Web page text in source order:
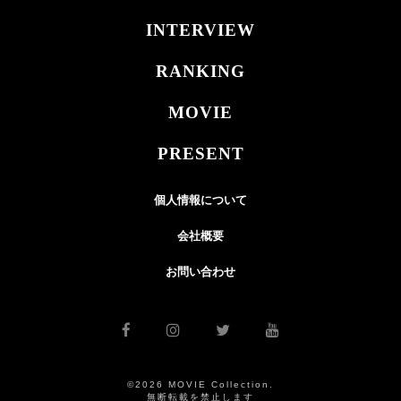
INTERVIEW
RANKING
MOVIE
PRESENT
個人情報について
会社概要
お問い合わせ
©2026 MOVIE Collection.
無断転載を禁止します